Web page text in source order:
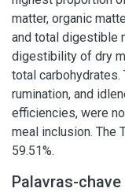
matter, organic
and total digestible
digestibility of dry
total
rumination, and
efficiencies, were
meal inclusion. The
59.51%.
Palavras-chave